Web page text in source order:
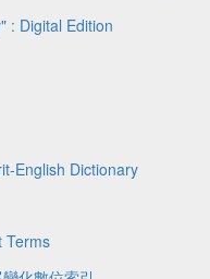
: Digital Edition
English Dictionary
Terms